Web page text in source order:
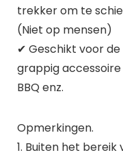
trekker om te
(Niet op mensen)
✔ Geschikt voor
grappig accessoire
BBQ enz.
Opmerkingen.
1. Buiten het bereik